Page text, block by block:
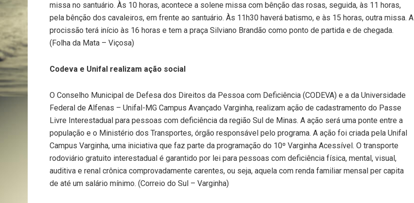
missa no santuário. Às 10 horas, acontece a solene missa com bênção das rosas, seguida, às 11 horas,
pela bênção dos cavaleiros, em frente ao santuário. Às 11h30 haverá batismo, e às 15 horas, outra missa. A
procissão terá início às 16 horas e tem a praça Silviano Brandão como ponto de partida e de chegada.
(Folha da Mata – Viçosa)
Codeva e Unifal realizam ação social
O Conselho Municipal de Defesa dos Direitos da Pessoa com Deficiência (CODEVA) e a da Universidade
Federal de Alfenas – Unifal-MG Campus Avançado Varginha, realizam ação de cadastramento do Passe
Livre Interestadual para pessoas com deficiência da região Sul de Minas. A ação será uma ponte entre a
população e o Ministério dos Transportes, órgão responsável pelo programa. A ação foi criada pela Unifal
Campus Varginha, uma iniciativa que faz parte da programação do 10º Varginha Acessível. O transporte
rodoviário gratuito interestadual é garantido por lei para pessoas com deficiência física, mental, visual,
auditiva e renal crônica comprovadamente carentes, ou seja, aquela com renda familiar mensal per capita
de até um salário mínimo. (Correio do Sul – Varginha)